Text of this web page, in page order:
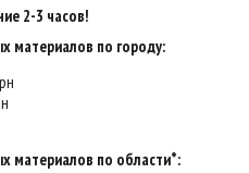
2-3 часов!
материалов по городу:
материалов по области*: